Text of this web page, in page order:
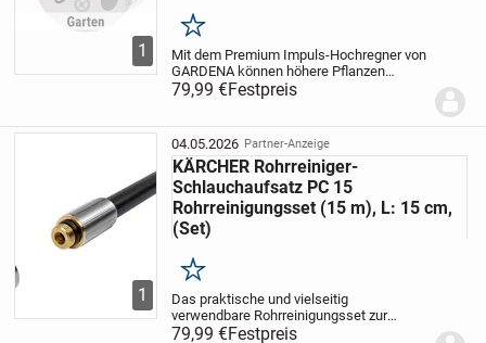
1
Merken
Mit dem Premium Impuls-Hochregner von
GARDENA können höhere Pflanzen
einfach bewässert werden. Der
Hochregner ist für die Bewässerung
490 m² geeignet. Seine...
79,99 €Festpreis
1
04.05.2026 Partner-Anzeige
KÄRCHER Rohrreiniger-
Schlauchaufsatz PC 15
Rohrreinigungsset (15 m), L: 15 cm,
(Set)
Merken
Das praktische und vielseitig
verwendbare Rohrreinigungsset zur
Reinigung von Rohren, Abflüssen,
79,99 €Festpreis